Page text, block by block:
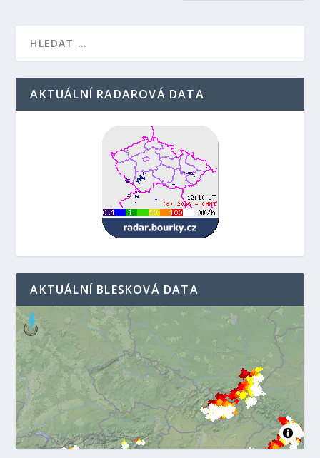
AKTUÁLNÍ RADAROVÁ DATA
AKTUÁLNÍ BLESKOVÁ DATA